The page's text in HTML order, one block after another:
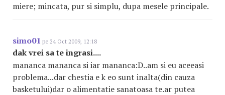
miere; mincata, pur si simplu, dupa mesele principale.
simo01 pe 24 Oct 2009, 12:18
dak vrei sa te ingrasi....
mananca mananca si iar mananca:D..am si eu aceeasi
problema...dar chestia e k eo sunt inalta(din cauza
basketului)dar o alimentatie sanatoasa te.ar putea